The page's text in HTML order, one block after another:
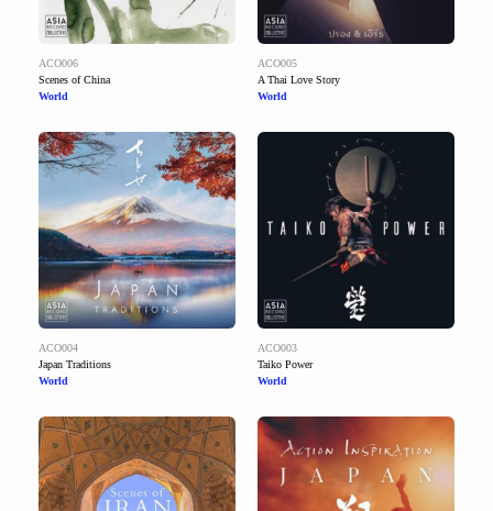
ACO006
Scenes of China
World
ACO005
A Thai Love Story
World
ACO004
Japan Traditions
World
ACO003
Taiko Power
World